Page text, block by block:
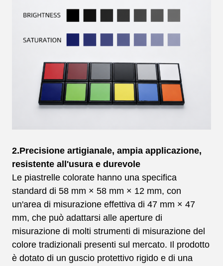
2.Precisione artigianale, ampia applicazione,
resistente all'usura e durevole
Le piastrelle colorate hanno una specifica
standard di 58 mm × 58 mm × 12 mm, con
un'area di misurazione effettiva di 47 mm × 47
mm, che può adattarsi alle aperture di
misurazione di molti strumenti di misurazione del
colore tradizionali presenti sul mercato. Il prodotto
è dotato di un guscio protettivo rigido e di una